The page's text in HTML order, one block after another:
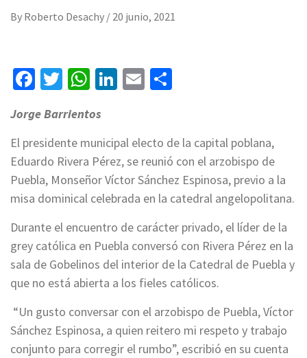
By Roberto Desachy / 20 junio, 2021
Facebook
Twitter
WhatsApp
LinkedIn
Email
Jorge Barrientos
El presidente municipal electo de la capital poblana,
Eduardo Rivera Pérez, se reunió con el arzobispo de
Puebla, Monseñor Víctor Sánchez Espinosa, previo a la
misa dominical celebrada en la catedral angelopolitana.
Durante el encuentro de carácter privado, el líder de la
grey católica en Puebla conversó con Rivera Pérez en la
sala de Gobelinos del interior de la Catedral de Puebla y
que no está abierta a los fieles católicos.
“Un gusto conversar con el arzobispo de Puebla, Víctor
Sánchez Espinosa, a quien reitero mi respeto y trabajo
conjunto para corregir el rumbo”, escribió en su cuenta